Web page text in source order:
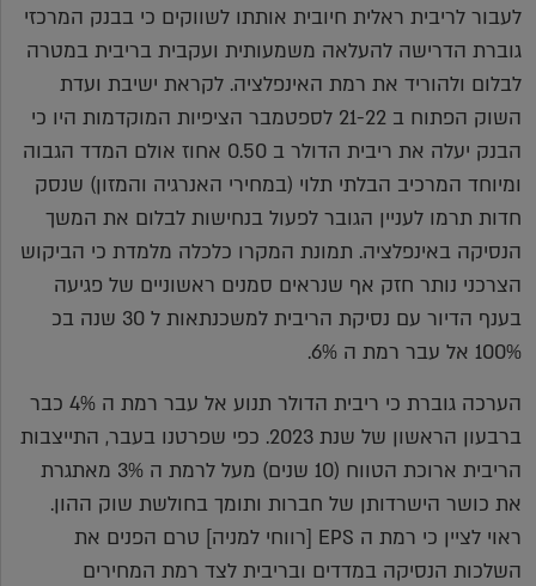
לעבור לריבית ראלית חיובית אותתו לשווקים כי בבנק המרכזי
גוברת הדרישה להעלאה משמעותית ועקבית בריבית במטרה
לבלום ולהוריד את רמת האינפלציה. לקראת ישיבת ועדת
השוק הפתוח ב 21-22 לספטמבר הציפיות המוקדמות היו כי
הבנק יעלה את ריבית הדולר ב 0.50 אחוז אולם המדד הגבוה
ומיוחד המרכיב הבלתי תלוי (במחירי האנרגיה והמזון) שנסק
חדות תרמו לעניין הגובר לפעול בנחישות לבלום את המשך
הנסיקה באינפלציה. תמונת המקרו כלכלה מלמדת כי הביקוש
הצרכני נותר חזק אף שנראים סמנים ראשוניים של פגיעה
בענף הדיור עם נסיקת הריבית למשכנתאות ל 30 שנה בכ
100% אל עבר רמת ה 6%.
הערכה גוברת כי ריבית הדולר תנוע אל עבר רמת ה 4% כבר
ברבעון הראשון של שנת 2023. כפי שפרטנו בעבר, התייצבות
הריבית ארוכת הטווח (10 שנים) מעל לרמת ה 3% מאתגרת
את כושר הישרדותן של חברות ותומך בחולשת שוק ההון.
ראוי לציין כי רמת ה EPS [רווחי למניה] טרם הפנים את
השלכות הנסיקה במדדים ובריבית לצד רמת המחירים